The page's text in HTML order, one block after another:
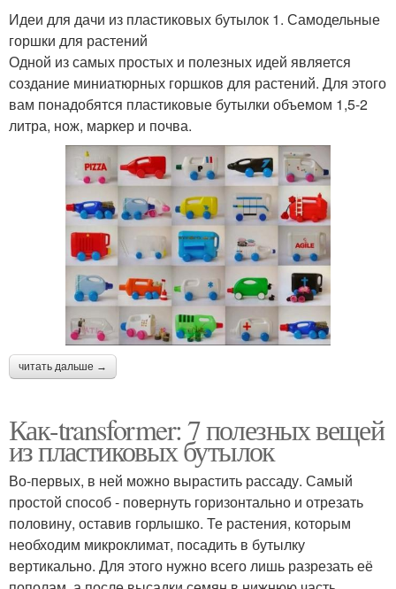
Идеи для дачи из пластиковых бутылок 1. Самодельные
горшки для растений
Одной из самых простых и полезных идей является
создание миниатюрных горшков для растений. Для этого
вам понадобятся пластиковые бутылки объемом 1,5-2
литра, нож, маркер и почва.
читать дальше →
Как-transformer: 7 полезных вещей
из пластиковых бутылок
Во-первых, в ней можно вырастить рассаду. Самый
простой способ - повернуть горизонтально и отрезать
половину, оставив горлышко. Те растения, которым
необходим микроклимат, посадить в бутылку
вертикально. Для этого нужно всего лишь разрезать её